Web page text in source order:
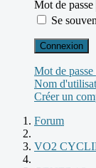
Mot de passe
Se
Connexion
Mot de passe
Nom
Créer un
Forum
VO2